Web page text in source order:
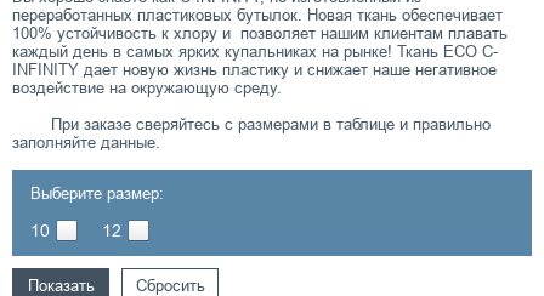
переработанных пластиковых бутылок. Новая ткань обеспечивает
100% устойчивость к хлору и позволяет нашим клиентам плавать
каждый день в самых ярких купальниках на рынке! Ткань ECO C-
INFINITY дает новую жизнь пластику и снижает наше негативное
воздействие на окружающую среду.
При заказе сверяйтесь с размерами в таблице и правильно
заполняйте данные.
Выберите размер:
10 12
Показать Сбросить